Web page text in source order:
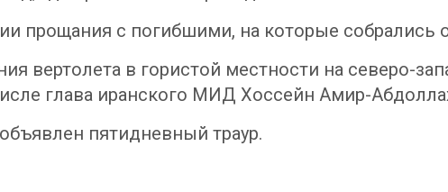
прощания с погибшими, на которые
вертолета в гористой местности на северо-
глава иранского МИД Хоссейн Амир-
пятидневный траур.